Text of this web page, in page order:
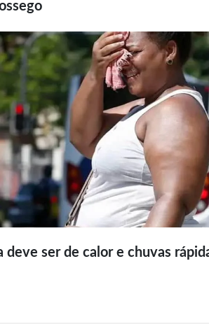
deve ser de calor e chuvas